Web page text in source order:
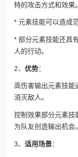
特的攻击方式和效果。
* 元素技能可以造成
* 部分元素技能还具
人的行动。
2、 优势：
高伤害输出元素技能
消灭敌人。
控制效果部分元素技
为队友创造输出机会。
3、 适用场景：